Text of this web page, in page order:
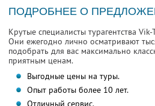
ПОДРОБНЕЕ О
Крутые специалисты турагентства
Они ежегодно лично осматривают
подобрать для вас максимально
приятным ценам.
Выгодные цены на туры.
Опыт работы более 10 лет.
Отличный сервис.